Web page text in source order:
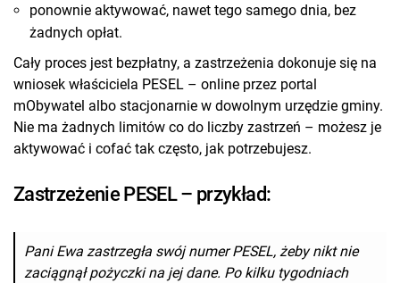
ponownie aktywować, nawet tego samego dnia, bez
żadnych opłat.
Cały proces jest bezpłatny, a zastrzeżenia dokonuje się na
wniosek właściciela PESEL – online przez portal
mObywatel albo stacjonarnie w dowolnym urzędzie gminy.
Nie ma żadnych limitów co do liczby zastrzeń – możesz je
aktywować i cofać tak często, jak potrzebujesz.
Zastrzeżenie PESEL – przykład:
Pani Ewa zastrzegła swój numer PESEL, żeby nikt nie
zaciągnął pożyczki na jej dane. Po kilku tygodniach